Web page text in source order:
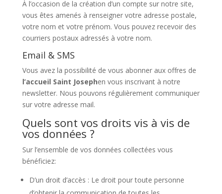
À l’occasion de la création d’un compte sur notre site,
vous êtes amenés à renseigner votre adresse postale,
votre nom et votre prénom. Vous pouvez recevoir des
courriers postaux adressés à votre nom.
Email & SMS
Vous avez la possibilité de vous abonner aux offres de
l’accueil Saint Josephen vous inscrivant à notre
newsletter. Nous pouvons régulièrement communiquer
sur votre adresse mail.
Quels sont vos droits vis à vis de
vos données ?
Sur l’ensemble de vos données collectées vous
bénéficiez:
D’un droit d’accès : Le droit pour toute personne